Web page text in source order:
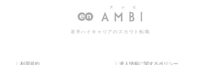
若手ハイキャリアのスカウト転職
利用規約 求人情報に関するポリシー